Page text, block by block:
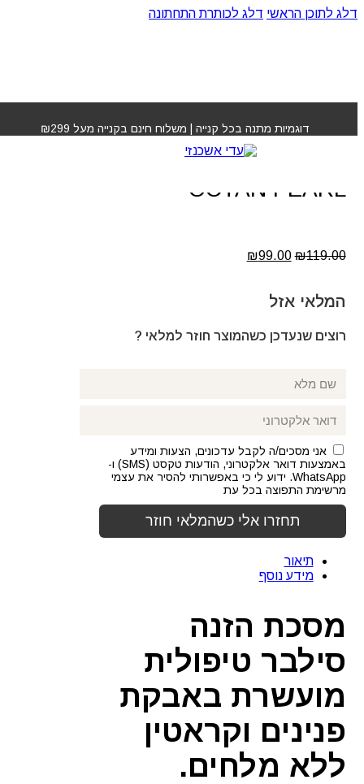
דלג לתוכן הראשי דלג לכותרת התחתונה
דוגמיות מתנה בכל קנייה | משלוח חינם בקנייה מעל ₪299PEARL
מסכת סילבר אוקטן פרל
OCTAN PEARL
₪119.00
המחיר
₪119.00.
₪99.00
המלאי אזל
רוצים שנעדכן כשהמוצר חוזר למלאי ?
אני מסכים/ה לקבל עדכונים, הצעות ומידע
באמצעות דואר אלקטרוני, הודעות טקסט (SMS) ו-
WhatsApp. ידוע לי כי באפשרותי להסיר את עצמי
מרשימת התפוצה בכל עת
תיאור
מידע נוסף
מסכת הזנה
סילבר טיפולית
מועשרת באבקת
פנינים וקראטין
ללא מלחים.